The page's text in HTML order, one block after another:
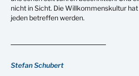
nicht in Sicht. Die Willkommenskultur hat
jeden betreffen werden.
Stefan Schubert